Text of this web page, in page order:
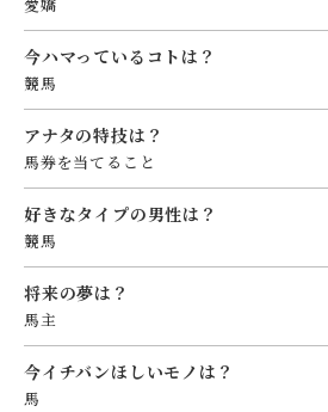
愛嬌
今ハマっているコトは？
競馬
アナタの特技は？
馬券を当てること
好きなタイプの男性は？
競馬
将来の夢は？
馬主
今イチバンほしいモノは？
馬